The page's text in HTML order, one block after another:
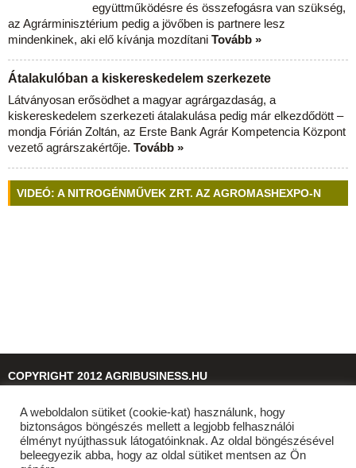
együttműködésre és összefogásra van szükség,
az Agrárminisztérium pedig a jövőben is partnere lesz
mindenkinek, aki elő kívánja mozdítani Tovább »
Átalakulóban a kiskereskedelem szerkezete
Látványosan erősödhet a magyar agrárgazdaság, a
kiskereskedelem szerkezeti átalakulása pedig már elkezdődött –
mondja Fórián Zoltán, az Erste Bank Agrár Kompetencia Központ
vezető agrárszakértője. Tovább »
VIDEÓ: A NITROGÉNMŰVEK ZRT. AZ AGROMASHEXPO-N
COPYRIGHT 2012 AGRIBUSINESS.HU
© 2026agribusiness.hu
A weboldalon sütiket (cookie-kat) használunk, hogy
biztonságos böngészés mellett a legjobb felhasználói
élményt nyújthassuk látogatóinknak. Az oldal böngészésével
beleegyezik abba, hogy az oldal sütiket mentsen az Ön